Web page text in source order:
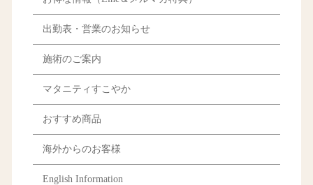
出勤表・営業のお知らせ
施術のご案内
マタニティすこやか
おすすめ商品
海外からのお客様
English Information